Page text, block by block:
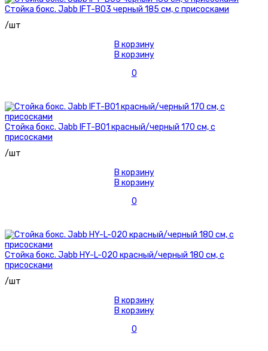
Стойка бокс. Jabb IFT-B03 черный 185 см, с присосками
/шт
В корзину
В корзину
0
Стойка бокс. Jabb IFT-B01 красный/черный 170 см, с
присосками
/шт
В корзину
В корзину
0
Стойка бокс. Jabb HY-L-020 красный/черный 180 см, с
присосками
/шт
В корзину
В корзину
0